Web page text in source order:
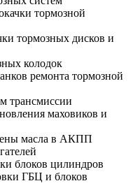
тормозной
тормозных дисков и
колодок
ремонта тормозной
трансмиссии
маховиков и
масла в АКПП
блоков цилиндров
ГБЦ и блоков